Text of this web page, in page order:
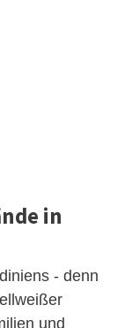
in
- denn
und